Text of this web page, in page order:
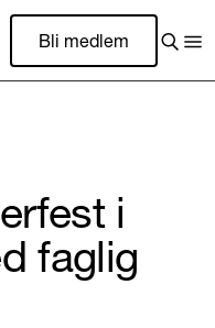
Bli medlem
i
faglig